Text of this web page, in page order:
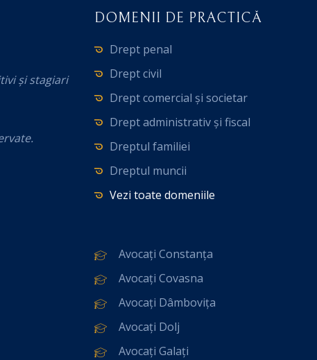
și stagiari
DOMENII DE PRACTICĂ
Drept penal
Drept civil
Drept comercial și societar
Drept administrativ și fiscal
Dreptul familiei
Dreptul muncii
Vezi toate domeniile
Avocați Constanța
Avocați Covasna
Avocați Dâmbovița
Avocați Dolj
Avocați Galați